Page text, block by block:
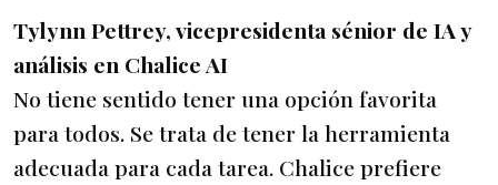
Tylynn Pettrey, vicepresidenta sénior de IA y
análisis en Chalice AI
No tiene sentido tener una opción favorita
para todos. Se trata de tener la herramienta
adecuada para cada tarea. Chalice prefiere